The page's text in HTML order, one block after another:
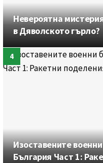
Невероятна
в Дяволското гърло?
Изоставените
България Част 1: